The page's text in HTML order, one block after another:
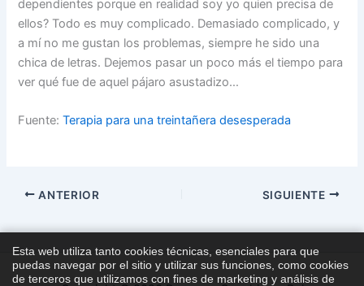
dependientes porque en realidad soy yo quien precisa de
ellos? Todo es muy complicado. Demasiado complicado, y
a mí no me gustan los problemas, siempre he sido una
chica de letras. Dejemos pasar un poco más el tiempo para
ver qué fue de aquel pájaro asustadizo…
Fuente:Terapia para una treintañera desesperada
ANTERIOR SIGUIENTE
Esta web utiliza tanto cookies técnicas, esenciales para que
puedas navegar por el sitio y utilizar sus funciones, como cookies
de terceros que utilizamos con fines de marketing y análisis de